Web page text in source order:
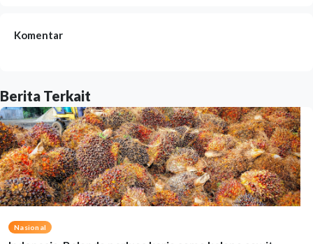
Komentar
Berita Terkait
Nasional